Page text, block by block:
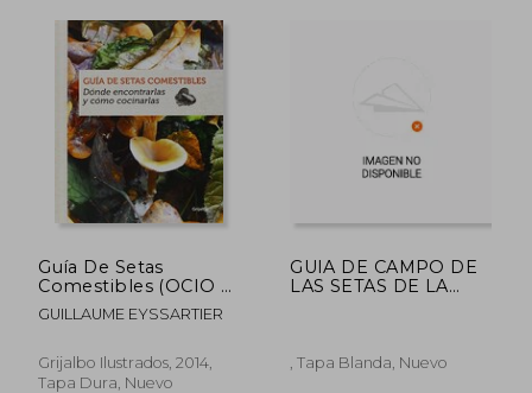
45%
dcto.
$ 123.46
$ 67.90
Guía De Setas
Comestibles (OCIO Y
ENTRETENIMIENTO)
GUILLAUME EYSSARTIER
Grijalbo Ilustrados, 2014,
Tapa Dura, Nuevo
GUIA DE CAMPO DE
LAS SETAS DE LA
, Tapa Blanda, Nuevo